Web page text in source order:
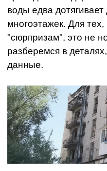
воды едва
многоэтажек. Для тех,
"сюрпризам", это не
разберемся в
данные.